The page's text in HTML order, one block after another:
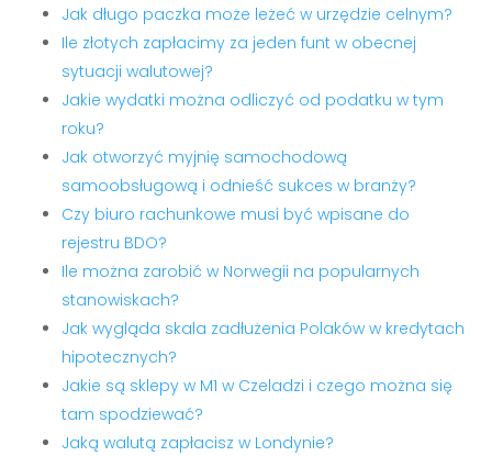
Jak długo paczka może leżeć w urzędzie celnym?
Ile złotych zapłacimy za jeden funt w obecnej
sytuacji walutowej?
Jakie wydatki można odliczyć od podatku w tym
roku?
Jak otworzyć myjnię samochodową
samoobsługową i odnieść sukces w branży?
Czy biuro rachunkowe musi być wpisane do
rejestru BDO?
Ile można zarobić w Norwegii na popularnych
stanowiskach?
Jak wygląda skala zadłużenia Polaków w kredytach
hipotecznych?
Jakie są sklepy w M1 w Czeladzi i czego można się
tam spodziewać?
Jaką walutą zapłacisz w Londynie?